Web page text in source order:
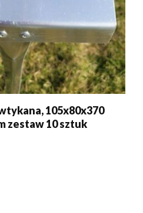
105x80x370
zestaw 10 sztuk